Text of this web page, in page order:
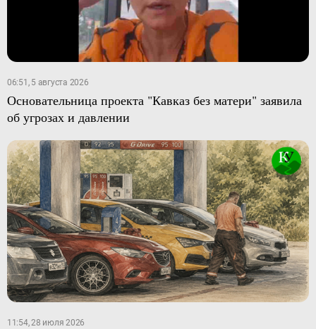
06:51, 5 августа 2026
Основательница проекта "Кавказ без матери" заявила
об угрозах и давлении
11:54, 28 июля 2026